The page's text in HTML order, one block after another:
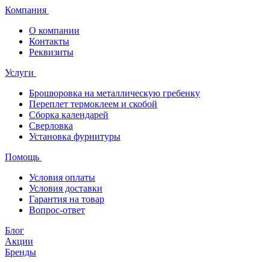
Компания
О компании
Контакты
Реквизиты
Услуги
Брошюровка на металлическую гребенку
Переплет термоклеем и скобой
Сборка календарей
Сверловка
Установка фурнитуры
Помощь
Условия оплаты
Условия доставки
Гарантия на товар
Вопрос-ответ
Блог
Акции
Бренды